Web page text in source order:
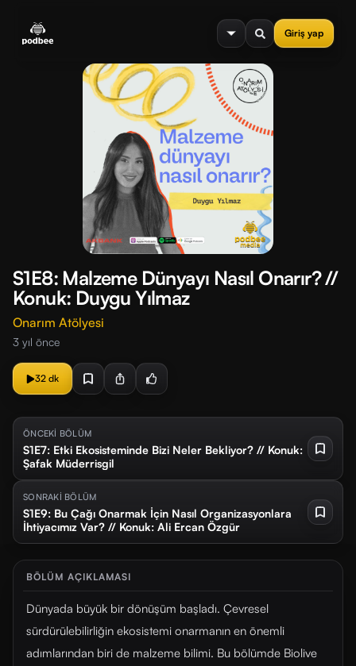
Giriş yap
menu
S1E8: Malzeme Dünyayı Nasıl Onarır? //
Konuk: Duygu Yılmaz
Onarım Atölyesi
3 yıl önce
32 dk
ÖNCEKİ BÖLÜM
S1E7: Etki Ekosisteminde Bizi Neler Bekliyor? // Konuk:
Şafak Müderrisgil
SONRAKİ BÖLÜM
S1E9: Bu Çağı Onarmak İçin Nasıl Organizasyonlara
İhtiyacımız Var? // Konuk: Ali Ercan Özgür
BÖLÜM AÇIKLAMASI
Dünyada büyük bir dönüşüm başladı. Çevresel
sürdürülebilirliğin ekosistemi onarmanın en önemli
adımlarından biri de malzeme bilimi. Bu bölümde Biolive